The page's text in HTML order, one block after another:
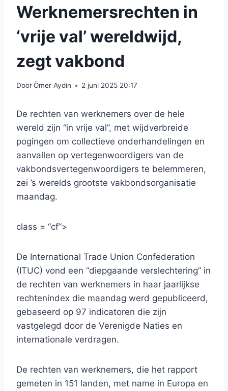
Werknemersrechten in
‘vrije val’ wereldwijd,
zegt vakbond
DoorÖmer Aydin 2 juni 2025 20:17
De rechten van werknemers over de hele
wereld zijn “in vrije val”, met wijdverbreide
pogingen om collectieve onderhandelingen en
aanvallen op vertegenwoordigers van de
vakbondsvertegenwoordigers te belemmeren,
zei ’s werelds grootste vakbondsorganisatie
maandag.
class = “cf”>
De International Trade Union Confederation
(ITUC) vond een “diepgaande verslechtering” in
de rechten van werknemers in haar jaarlijkse
rechtenindex die maandag werd gepubliceerd,
gebaseerd op 97 indicatoren die zijn
vastgelegd door de Verenigde Naties en
internationale verdragen.
De rechten van werknemers, die het rapport
gemeten in 151 landen, met name in Europa en